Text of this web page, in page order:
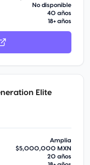
No disponible
40 años
18+ años
Elite
Amplia
$5,000,000 MXN
20 años